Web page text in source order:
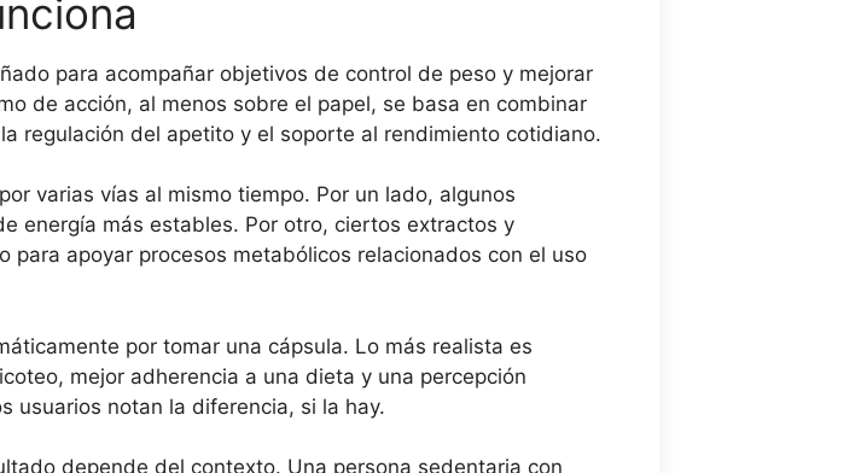
para acompañar objetivos de control de peso y mejorar
de acción, al menos sobre el papel, se basa en combinar
regulación del apetito y el soporte al rendimiento cotidiano.
varias vías al mismo tiempo. Por un lado, algunos
energía más estables. Por otro, ciertos extractos y
apoyar procesos metabólicos relacionados con el uso
por tomar una cápsula. Lo más realista es
mejor adherencia a una dieta y una percepción
usuarios notan la diferencia, si la hay.
depende del contexto. Una persona sedentaria con